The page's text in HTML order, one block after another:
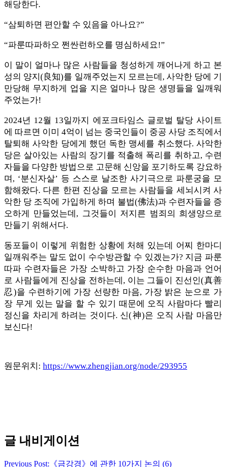
해당한다.
“삼퇴하면 편안할 수 있음을 아나요?”
“파룬따파하오 쩐싼런하오를 명심하세요!”
이 말이 얼마나 많은 사람들을 청성하게 깨어나게 하고 본
성의 양지(良知)를 일깨주었는지 모르는데, 사악한 당에 기
만당해 무지하게 업을 지은 얼마나 많은 생명들을 일깨워
주었는가!
2024년 12월 13일까지 에포크타임스 글로벌 탈당 사이트
에 따르면 이미 4억이 넘는 중국인들이 중공 사당 조직에서
탈퇴해 사악한 당에게 했던 독한 맹세를 취소했다. 사악한
당은 살아있는 사람의 장기를 적출해 폭리를 취하고, 수련
자들을 다양한 방법으로 고문해 신앙을 포기하도록 강요하
며, ‘분신자살’ 등 스스로 날조한 사기극으로 파룬궁을 모
함해왔다. 다른 한편 진상을 모르는 사람들을 세뇌시켜 사
악한 당 조직에 가입하게 하며 불법(佛法)과 수련자들을 증
오하게 만들었는데, 그것들이 저지른 범죄의 희생양으로
만들기 위해서다.
동포들이 이렇게 위험한 상황에 처해 있는데 어찌 한마디
일깨워주는 말도 없이 수수방관할 수 있겠는가? 지금 파룬
따파 수련자들은 가장 소박하고 가장 순수한 마음과 언어
로 사람들에게 진상을 전하는데, 이는 그들이 진선인(真善
忍)을 수련하기에 가장 선량한 마음, 가장 밝은 눈으로 가
장 무게 있는 말을 할 수 있기 때문에 오직 사람마다 빨리
정신을 차리게 하려는 것이다. 신(神)은 오직 사람 마음만
보신다!
원문위치: https://www.zhengjian.org/node/293955
글 내비게이션
Previous Post: 《금강경》에 관한 10가지 논의 (6)